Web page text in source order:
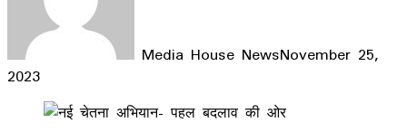
Media House NewsNovember 25,
2023
Facebook
LinkedIn
WhatsApp
Telegram